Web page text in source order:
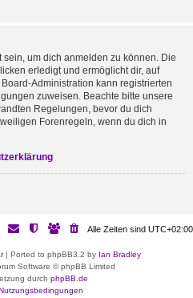
um dich anmelden zu können. Die
erledigt und ermöglicht dir, auf
Administration kann registrierten
zuweisen. Beachte bitte unsere
Regelungen, bevor du dich
Forenregeln, wenn du dich in
Alle Zeiten sind UTC+02:00
| Ported to phpBB3.2 by Ian Bradley
Software © phpBB Limited
durch phpBB.de